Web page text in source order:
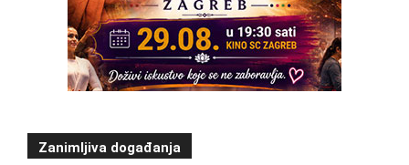
Zanimljiva događanja